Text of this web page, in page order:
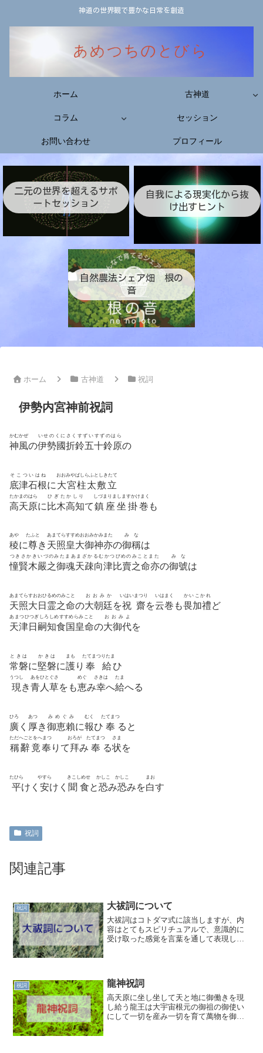
神道の世界観で豊かな日常を創造
ホーム
古神道
コラム
セッション
お問い合わせ
プロフィール
二元の世界を超えるサポ
ートセッション
自我による現実化から抜
け出すヒント
自然農法シェア畑 根の
音
ホーム 古神道 祝詞
伊勢内宮神前祝詞
神風
かむかぜ
の伊勢國折鈴五十鈴原
いせのくにさくすずいすずのはら
の
底津石根
そこついはね
に大宮柱太敷立
おおみやばしらふとしきたて
高天原
たかまのはら
に比木高知
ひぎたかしり
て鎮座坐掛巻
しづまりましますかけまく
も
稜
あや
に尊
たふと
き天照皇大御神亦
あまてらすすめおおみかみまた
の御稱
みな
は
憧賢木嚴之御魂天疎向津比賣之命亦
つきさかきいづのみたまあまざかるむかつびめのみことまた
の御號
みな
は
天照大日霊之命
あまてらすおおひるめのみこと
の大朝廷
おおみか
を祝齋
いはいまつり
を云巻
いはまく
も畏加禮
かいこかれ
ど
天津日嗣知食国皇命
あまつひつぎしろしめすすめらみこと
の大御代
おおみよ
を
常磐
ときは
に堅磐
かきは
に護
まも
り 奉給
たてまつりたま
ひ
現
うつし
き青人草
あをひとぐさ
をも恵
めぐ
み幸
さきは
へ給
たま
へる
廣
ひろ
く 厚
あつ
き御恵賴
みめぐみ
に報
むく
ひ 奉
たてまつ
ると
稱辭竟奉
ただへごとをへまつ
りて拜
おろが
み 奉
たてまつ
る状
さま
を
平
たひら
けく 安
やすら
けく 聞食
きこしめせ
と恐
かしこ
み恐
かしこ
みを白
まお
す
祝詞
関連記事
祝詞 大祓詞について
大祓詞はコトダマ式に該当しますが、内
容はとてもスピリチュアルで、意識的に
受け取った感覚を言葉を通して表現した
り、人間においたりすることで規模が変
化するのですが、構造が相似になってい
ると捉えています。
祝詞 龍神祝詞
高天原に坐し坐して天と地に御働きを現
し給う龍王は大宇宙根元の御祖の御使い
にして一切を産み一切を育て萬物を御支